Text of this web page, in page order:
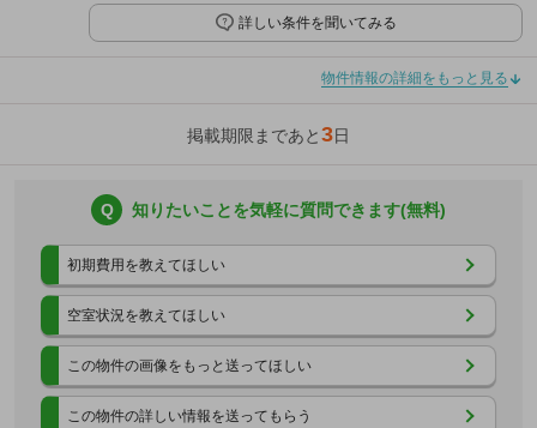
詳しい条件を聞いてみる
物件情報の詳細をもっと見る
掲載期限まであと3日
Q 知りたいことを気軽に質問できます(無料)
初期費用を教えてほしい
空室状況を教えてほしい
この物件の画像をもっと送ってほしい
この物件の詳しい情報を送ってもらう